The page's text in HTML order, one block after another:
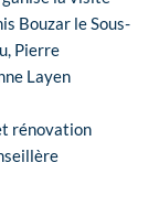
Bouzar le Sous-
Pierre
Layen
rénovation